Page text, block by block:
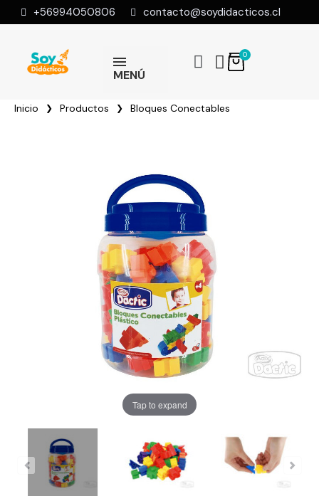
+56994050806 contacto@soydidacticos.cl
MENÚ
Inicio Productos Bloques Conectables
Tap to expand